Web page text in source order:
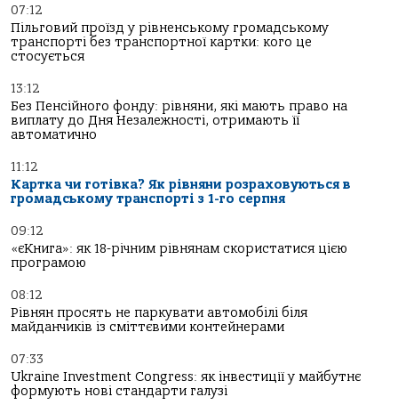
07:12
Пільговий проїзд у рівненському громадському
транспорті без транспортної картки: кого це
стосується
13:12
Без Пенсійного фонду: рівняни, які мають право на
виплату до Дня Незалежності, отримають її
автоматично
11:12
Картка чи готівка? Як рівняни розраховуються в
громадському транспорті з 1-го серпня
09:12
«єКнига»: як 18-річним рівнянам скористатися цією
програмою
08:12
Рівнян просять не паркувати автомобілі біля
майданчиків із сміттєвими контейнерами
07:33
Ukraine Investment Congress: як інвестиції у майбутнє
формують нові стандарти галузі